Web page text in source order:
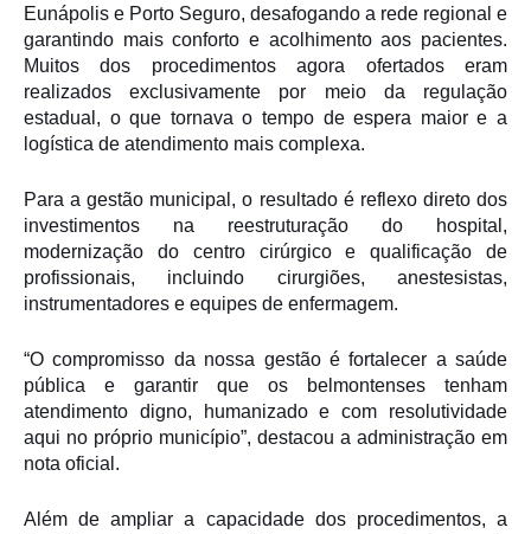
Eunápolis e Porto Seguro, desafogando a rede regional e
garantindo mais conforto e acolhimento aos pacientes.
Muitos dos procedimentos agora ofertados eram
realizados exclusivamente por meio da regulação
estadual, o que tornava o tempo de espera maior e a
logística de atendimento mais complexa.
Para a gestão municipal, o resultado é reflexo direto dos
investimentos na reestruturação do hospital,
modernização do centro cirúrgico e qualificação de
profissionais, incluindo cirurgiões, anestesistas,
instrumentadores e equipes de enfermagem.
“O compromisso da nossa gestão é fortalecer a saúde
pública e garantir que os belmontenses tenham
atendimento digno, humanizado e com resolutividade
aqui no próprio município”, destacou a administração em
nota oficial.
Além de ampliar a capacidade dos procedimentos, a